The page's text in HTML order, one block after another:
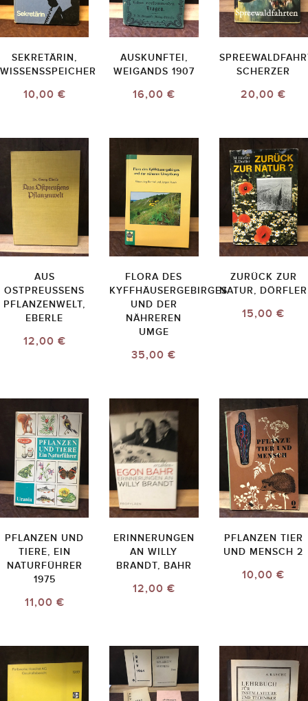
SEKRETÄRIN,
WISSENSSPEICHER
10,00 €
AUSKUNFTEI,
WEIGANDS 1907
16,00 €
SCHERZER
20,00 €
AUS
OSTPREUSSENS P
FLANZENWELT, E
BERLE
12,00 €
FLORA DES
KYFFHÄUSERGEBIRGES
UND DER
NÄHREREN
UMGE
35,00 €
ZURÜCK ZUR
NATUR, DÖRFLER
15,00 €
PFLANZEN UND
TIERE, EIN
NATURFÜHRER
1975
11,00 €
ERINNERUNGEN
AN WILLY
BRANDT, BAHR
12,00 €
PFLANZEN TIER
UND MENSCH 2
10,00 €